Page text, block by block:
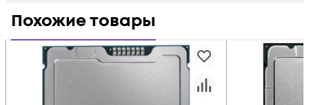
Похожие товары